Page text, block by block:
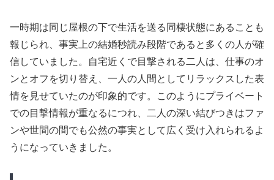
一時期は同じ屋根の下で生活を送る同棲状態にあることも
報じられ、事実上の結婚秒読み段階であると多くの人が確
信していました。自宅近くで目撃される二人は、仕事のオ
ンとオフを切り替え、一人の人間としてリラックスした表
情を見せていたのが印象的です。このようにプライベート
での目撃情報が重なるにつれ、二人の深い結びつきはファ
ンや世間の間でも公然の事実として広く受け入れられるよ
うになっていきました。